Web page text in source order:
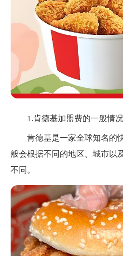
1.肯德基加盟费的一般情况
肯德基是一家全球知名的
般会根据不同的地区、城市以
不同。